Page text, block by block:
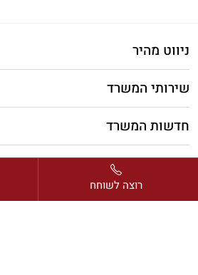
כתובת:
ניווט מהיר
שירותי המשרד
חדשות המשרד
מאמרים אחרונים
רוצה לשוחח